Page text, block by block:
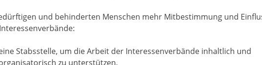
und behinderten Menschen mehr Mitbestimmung und
Stabsstelle, um die Arbeit der Interessenverbände inhaltlich und
zu unterstützen,